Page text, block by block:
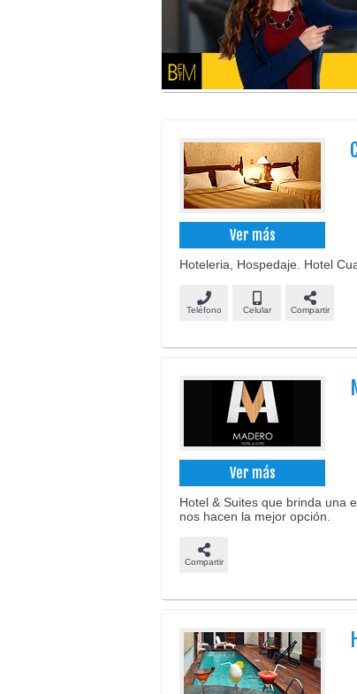
Ver más
Hoteleria, Hospedaje. Hotel
Teléfono Celular Compartir
Ver más
Hotel & Suites que brinda una
nos hacen la mejor opción.
Compartir